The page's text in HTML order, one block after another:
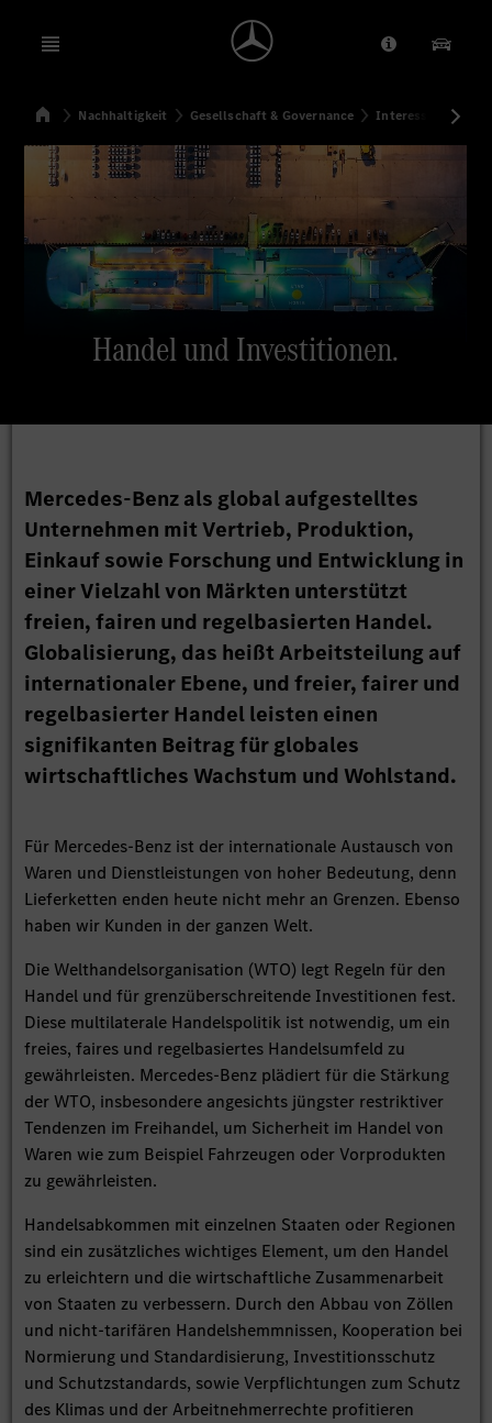
Open menu Anbieter/
SuchenStartseite
Nachhaltigkeit Gesellschaft & Governance
Handel und Investitionen.
Mercedes-Benz als global aufgestelltes
Unternehmen mit Vertrieb, Produktion,
Einkauf sowie Forschung und Entwicklung in
einer Vielzahl von Märkten unterstützt
freien, fairen und regelbasierten Handel.
Globalisierung, das heißt Arbeitsteilung auf
internationaler Ebene, und freier, fairer und
regelbasierter Handel leisten einen
signifikanten Beitrag für globales
wirtschaftliches Wachstum und Wohlstand.
Für Mercedes-Benz ist der internationale Austausch von
Waren und Dienstleistungen von hoher Bedeutung, denn
Lieferketten enden heute nicht mehr an Grenzen. Ebenso
haben wir Kunden in der ganzen Welt.
Die Welthandelsorganisation (WTO) legt Regeln für den
Handel und für grenzüberschreitende Investitionen fest.
Diese multilaterale Handelspolitik ist notwendig, um ein
freies, faires und regelbasiertes Handelsumfeld zu
gewährleisten. Mercedes-Benz plädiert für die Stärkung
der WTO, insbesondere angesichts jüngster restriktiver
Tendenzen im Freihandel, um Sicherheit im Handel von
Waren wie zum Beispiel Fahrzeugen oder Vorprodukten
zu gewährleisten.
Handelsabkommen mit einzelnen Staaten oder Regionen
sind ein zusätzliches wichtiges Element, um den Handel
zu erleichtern und die wirtschaftliche Zusammenarbeit
von Staaten zu verbessern. Durch den Abbau von Zöllen
und nicht-tarifären Handelshemmnissen, Kooperation bei
Normierung und Standardisierung, Investitionsschutz
und Schutzstandards, sowie Verpflichtungen zum Schutz
des Klimas und der Arbeitnehmerrechte profitieren